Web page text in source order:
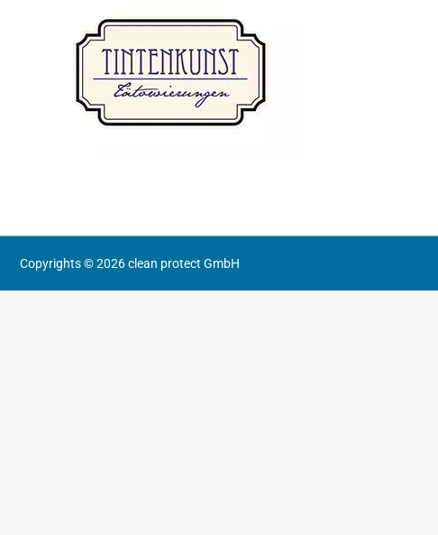
Copyrights © 2026 clean protect GmbH